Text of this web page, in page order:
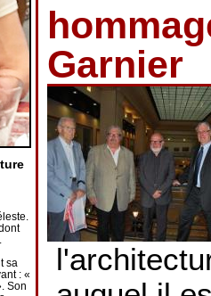
sa
: «
Son
Garnier